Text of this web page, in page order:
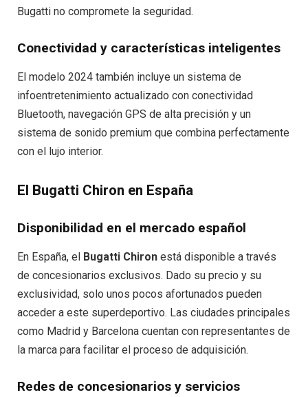
Bugatti no compromete la seguridad.
Conectividad y características inteligentes
El modelo 2024 también incluye un sistema de
infoentretenimiento actualizado con conectividad
Bluetooth, navegación GPS de alta precisión y un
sistema de sonido premium que combina perfectamente
con el lujo interior.
El Bugatti Chiron en España
Disponibilidad en el mercado español
En España, el Bugatti Chiron está disponible a través
de concesionarios exclusivos. Dado su precio y su
exclusividad, solo unos pocos afortunados pueden
acceder a este superdeportivo. Las ciudades principales
como Madrid y Barcelona cuentan con representantes de
la marca para facilitar el proceso de adquisición.
Redes de concesionarios y servicios